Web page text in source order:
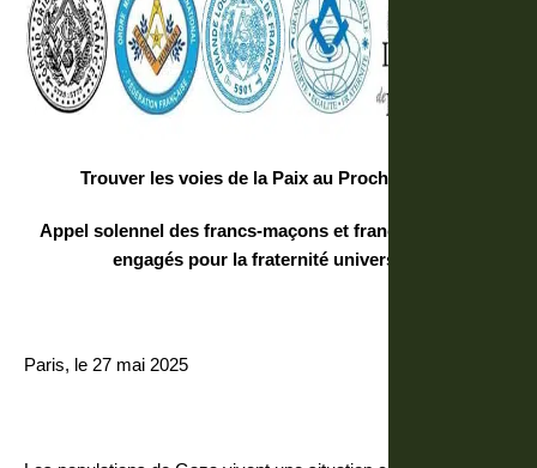
Trouver les voies de la Paix au Proche-Orient
Appel solennel des francs-maçons et francs-maçonnes
engagés pour la fraternité universelle
Paris, le 27 mai 2025